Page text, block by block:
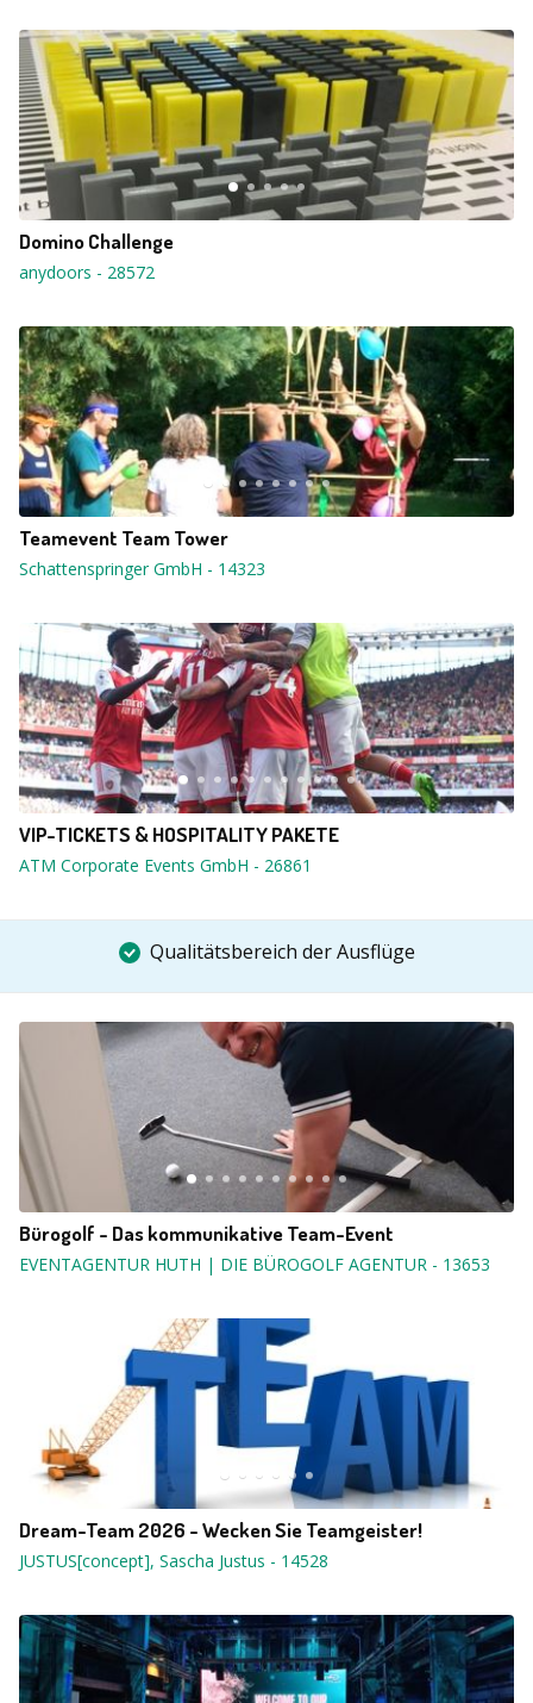
Domino Challenge
anydoors - 28572
Teamevent Team Tower
Schattenspringer GmbH - 14323
VIP-TICKETS & HOSPITALITY PAKETE
ATM Corporate Events GmbH - 26861
Qualitätsbereich der Ausflüge
Bürogolf - Das kommunikative Team-Event
EVENTAGENTUR HUTH | DIE BÜROGOLF AGENTUR - 13653
Dream-Team 2026 - Wecken Sie Teamgeister!
JUSTUS[concept], Sascha Justus - 14528